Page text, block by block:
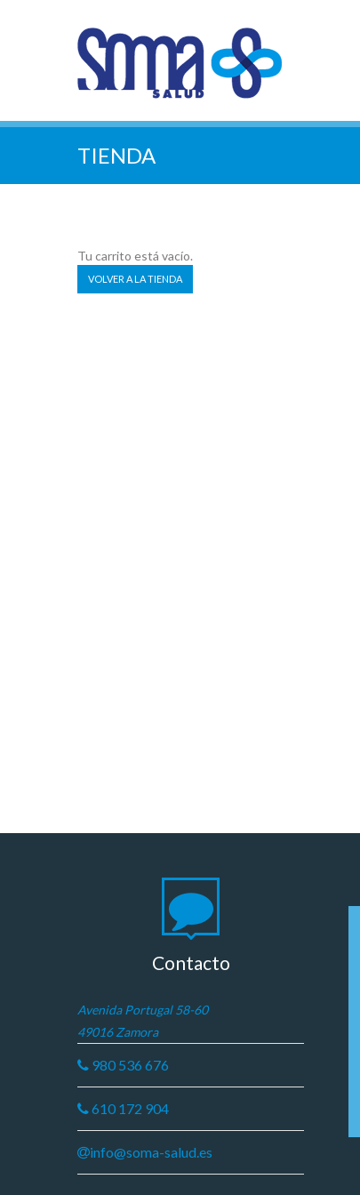
TIENDA
Tu carrito está vacío.
VOLVER A LA TIENDA
Contacto
Avenida Portugal 58-60
49016 Zamora
980 536 676
610 172 904
info@soma-salud.es